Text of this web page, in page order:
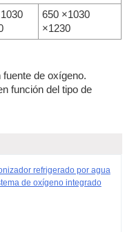
650 ×1030
×1230
de oxígeno.
función del tipo de
refrigerado por agua
de oxígeno integrado